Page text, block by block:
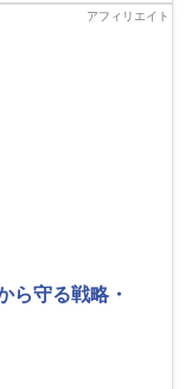
ら守る戦略・